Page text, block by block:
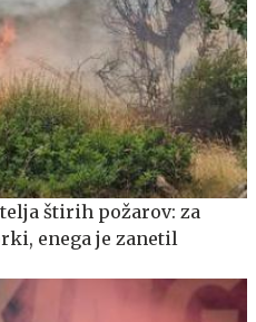
štirih požarov: za
enega je zanetil